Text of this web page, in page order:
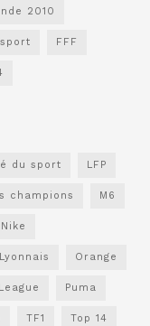
2010
FFF
du sport LFP
champions M6
Nike
Orange
Puma
TF1 Top 14